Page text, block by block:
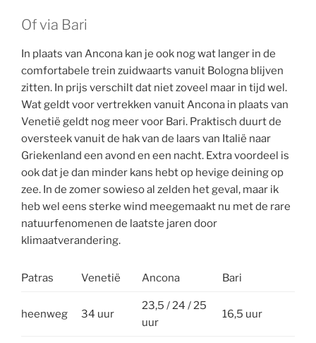
Of via Bari
In plaats van Ancona kan je ook nog wat langer in de
comfortabele trein zuidwaarts vanuit Bologna blijven
zitten. In prijs verschilt dat niet zoveel maar in tijd wel.
Wat geldt voor vertrekken vanuit Ancona in plaats van
Venetië geldt nog meer voor Bari. Praktisch duurt de
oversteek vanuit de hak van de laars van Italië naar
Griekenland een avond en een nacht. Extra voordeel is
ook dat je dan minder kans hebt op hevige deining op
zee. In de zomer sowieso al zelden het geval, maar ik
heb wel eens sterke wind meegemaakt nu met de rare
natuurfenomenen de laatste jaren door
klimaatverandering.
Patras Venetië Ancona Bari
heenweg 34 uur
23,5 / 24 / 25
uur
16,5 uur